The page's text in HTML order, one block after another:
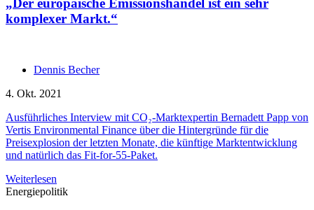
„Der europäische Emissionshandel ist ein sehr
komplexer Markt.“
Dennis Becher
4. Okt. 2021
Ausführliches Interview mit CO₂-Marktexpertin Bernadett Papp von
Vertis Environmental Finance über die Hintergründe für die
Preisexplosion der letzten Monate, die künftige Marktentwicklung
und natürlich das Fit-for-55-Paket.
Weiterlesen
Energiepolitik